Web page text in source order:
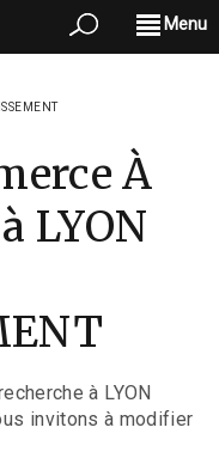
Menu
À
LYON
à LYON
invitons à modifier